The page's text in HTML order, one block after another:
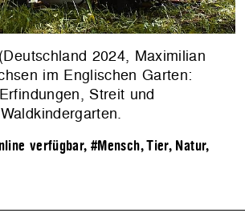
(Deutschland 2024, Maximilian
im Englischen Garten:
Streit und
verfügbar, #Mensch, Tier, Natur,